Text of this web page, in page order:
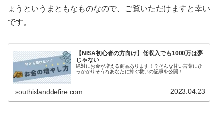
ょうというまともなものなので、ご覧いただけますと幸い
です。
【NISA初心者の方向け】低収入でも1000万は夢
じゃない
絶対にお金が増える商品あります！？そんな甘い言葉にひ
っかかりそうなあなたに捧ぐ救いの記事を公開！
southislanddefire.com 2023.04.23